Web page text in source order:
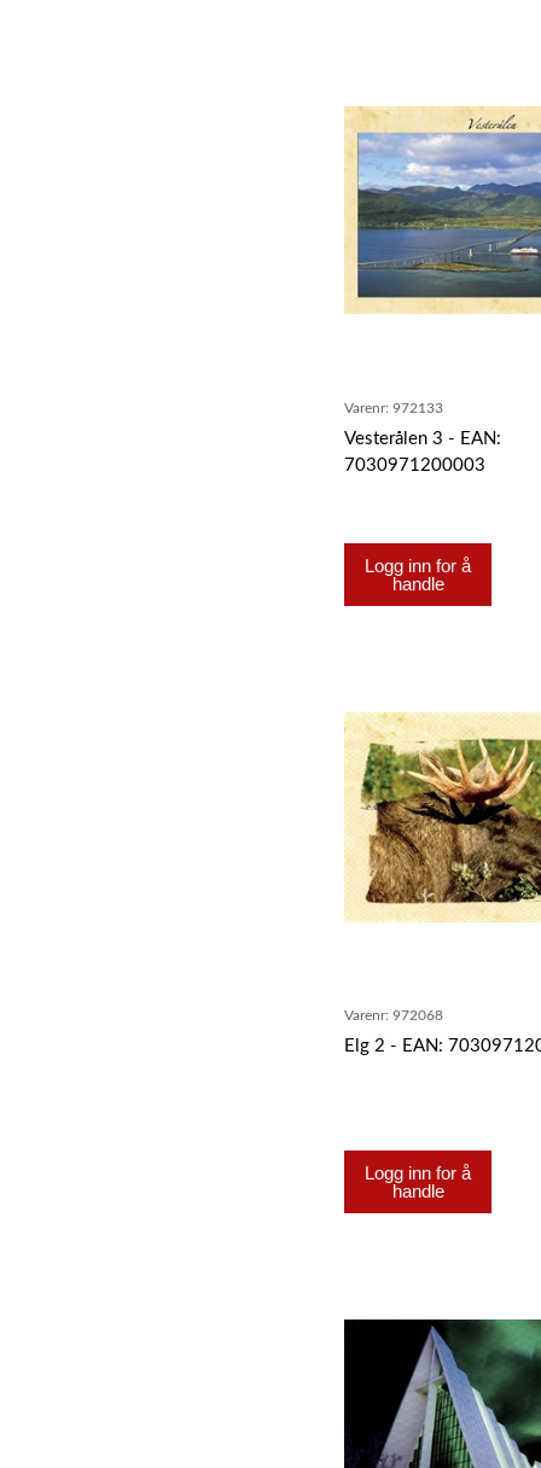
Varenr: 972133
Vesterålen 3 - EAN:
7030971200003
Logg inn for å
handle
Varenr: 972068
Elg 2 - EAN:
Logg inn for å
handle